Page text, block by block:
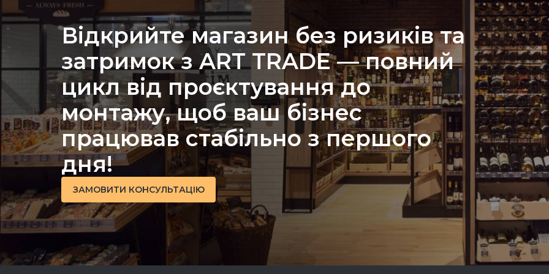
Відкрийте магазин без ризиків та
затримок з ART TRADE — повний
цикл від проєктування до
монтажу, щоб ваш бізнес
працював стабільно з першого
дня!
ЗАМОВИТИ КОНСУЛЬТАЦІЮ